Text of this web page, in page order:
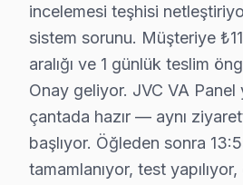
Gümüşdere, sakin bir yaşam
Huzur'da JVC TV Servisi
Huzur Mahallesi, sakin
İstinye'de JVC TV Servisi
İstinye, dinamik bir yaşam
incelemesi teşhisi
sistem sorunu. Müşteriye
aralığı ve 1 günlük teslim
Onay geliyor. JVC VA Panel
çantada hazır — aynı
başlıyor. Öğleden sonra
tamamlanıyor, test